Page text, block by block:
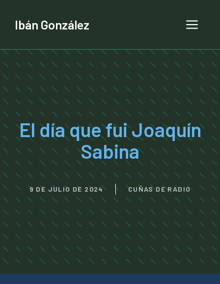
Ibán González
El día que fui Joaquín
Sabina
9 DE JULIO DE 2024 CUÑAS DE RADIO